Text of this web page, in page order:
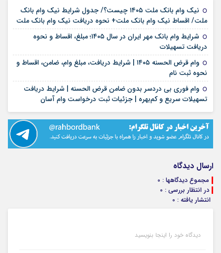
نیک وام بانک ملت ۱۴۰۵ چیست؟/ جدول شرایط نیک وام بانک
ملت/ اقساط نیک وام بانک ملت+ نحوه دریافت نیک وام بانک ملت
شرایط وام بانک مهر ایران در سال ۱۴۰۵؛ مبلغ، اقساط و نحوه
دریافت تسهیلات
وام قرض الحسنه ۱۴۰۵ | شرایط دریافت، مبلغ وام، ضامن، اقساط و
نحوه ثبت نام
وام فوری بی دردسر بدون ضامن قرض الحسنه | شرایط دریافت
تسهیلات سریع و کم‌بهره | جزئیات ثبت درخواست وام آسان
ارسال دیدگاه
مجموع دیدگاهها : 0
در انتظار بررسی : 0
انتشار یافته : 0
دیدگاه خود را اینجا بنویسید